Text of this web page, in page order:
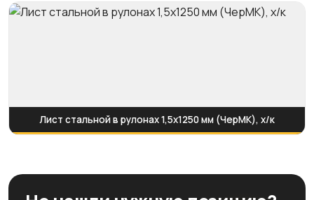
Лист стальной в рулонах 1,5х1250 мм (ЧерМК), х/к